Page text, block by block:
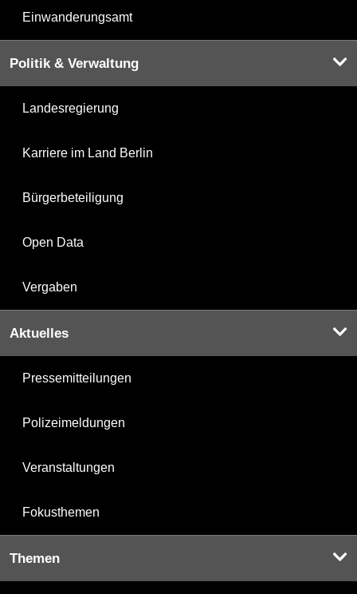
Einwanderungsamt
Politik & Verwaltung
Landesregierung
Karriere im Land Berlin
Bürgerbeteiligung
Open Data
Vergaben
Aktuelles
Pressemitteilungen
Polizeimeldungen
Veranstaltungen
Fokusthemen
Themen